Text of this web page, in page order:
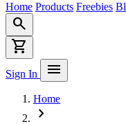
Home Products Freebies
search
shopping_cart
Sign In menu
Home
chevron_right